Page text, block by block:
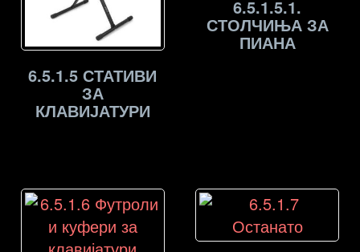
6.5.1.5 СТАТИВИ
ЗА
КЛАВИЈАТУРИ
6.5.1.5.1.
СТОЛЧИЊА ЗА
ПИАНА